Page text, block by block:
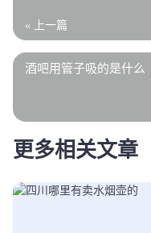
« 上一篇
酒吧用管子吸的是什么
更多相关文章